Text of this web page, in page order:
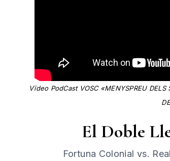
Vïdeo PodCast VOSC «MENYSPREU DELS
El Doble
Fortuna Colonial vs.